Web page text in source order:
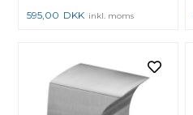
595,00 DKK inkl. moms